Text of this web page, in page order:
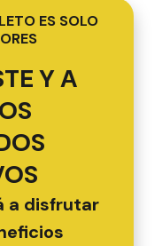
ES SOLO
Y A
a disfrutar